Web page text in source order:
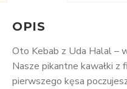
OPIS
Oto Kebab z Uda Halal –
Nasze pikantne kawałki
pierwszego kęsa